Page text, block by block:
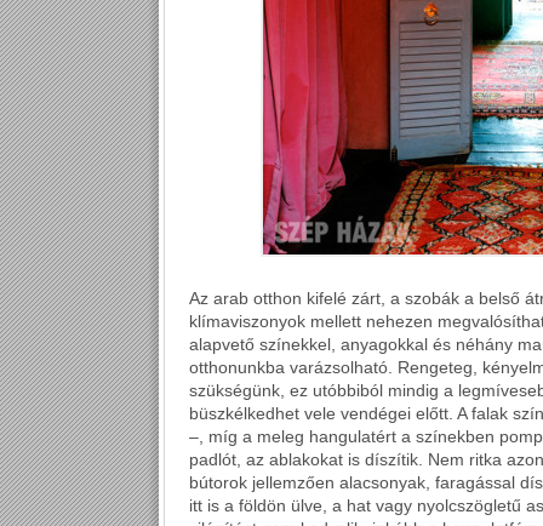
Az arab otthon kifelé zárt, a szobák a belső
klímaviszonyok mellett nehezen
alapvető színekkel, anyagokkal és néhány
otthonunkba varázsolható. Rengeteg,
szükségünk, ez utóbbiból mindig a
büszkélkedhet vele vendégei előtt. A falak
–, míg a meleg hangulatért a színekben
padlót, az ablakokat is díszítik. Nem ritka
bútorok jellemzően alacsonyak, faragással
itt is a földön ülve, a hat vagy nyolcszögletű